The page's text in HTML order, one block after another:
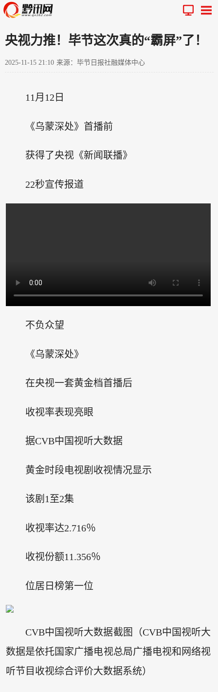
央视力推！毕节这次真的“霸屏”了！
2025-11-15 21:10 来源：毕节日报社融媒体中心
11月12日
《乌蒙深处》首播前
获得了央视《新闻联播》
22秒宣传报道
不负众望
《乌蒙深处》
在央视一套黄金档首播后
收视率表现亮眼
据CVB中国视听大数据
黄金时段电视剧收视情况显示
该剧1至2集
收视率达2.716％
收视份额11.356％
位居日榜第一位
CVB中国视听大数据截图（CVB中国视听大
数据是依托国家广播电视总局广播电视和网络视
听节目收视综合评价大数据系统）